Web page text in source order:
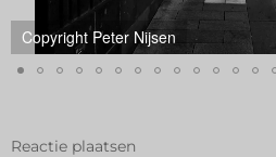
Copyright Peter Nijsen
Copyright Peter Nijsen
Reactie plaatsen